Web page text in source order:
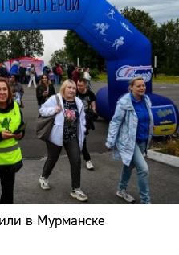
в Мурманске